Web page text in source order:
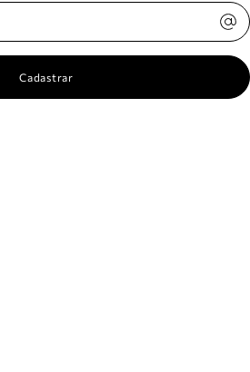
Cadastrar